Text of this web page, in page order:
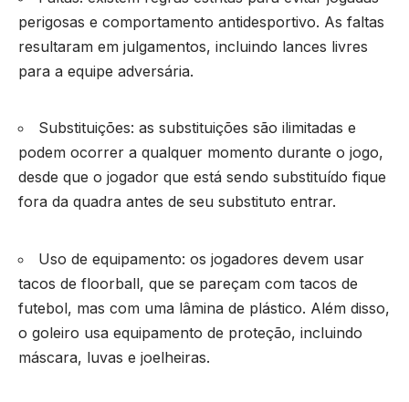
perigosas e comportamento antidesportivo. As faltas
resultaram em julgamentos, incluindo lances livres
para a equipe adversária.
Substituições: as substituições são ilimitadas e
podem ocorrer a qualquer momento durante o jogo,
desde que o jogador que está sendo substituído fique
fora da quadra antes de seu substituto entrar.
Uso de equipamento: os jogadores devem usar
tacos de floorball, que se pareçam com tacos de
futebol, mas com uma lâmina de plástico. Além disso,
o goleiro usa equipamento de proteção, incluindo
máscara, luvas e joelheiras.